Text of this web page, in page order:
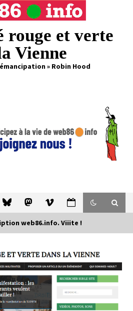
rouge et verte
Vienne
» Robin Hood
web86.info. Viiite !